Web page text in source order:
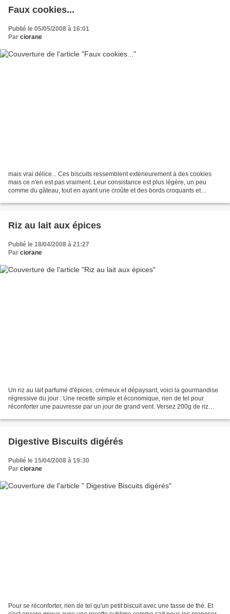
Faux cookies...
Publié le 05/05/2008 à 16:01
Par ciorane
mais vrai délice... Ces biscuits ressemblent exterieurement à des cookies
mais ce n'en est pas vraiment. Leur consistance est plus légère, un peu
comme du gâteau, tout en ayant une croûte et des bords croquants et
Riz au lait aux épices
Publié le 18/04/2008 à 21:27
Par ciorane
Un riz au lait parfumé d'épices, crémeux et dépaysant, voici la gourmandise
régressive du jour : Une recette simple et économique, rien de tel pour
réconforter une pauvresse par un jour de grand vent. Versez 200g de riz
Digestive Biscuits digérés
Publié le 15/04/2008 à 19:30
Par ciorane
Pour se réconforter, rien de tel qu'un petit biscuit avec une tasse de thé. Et